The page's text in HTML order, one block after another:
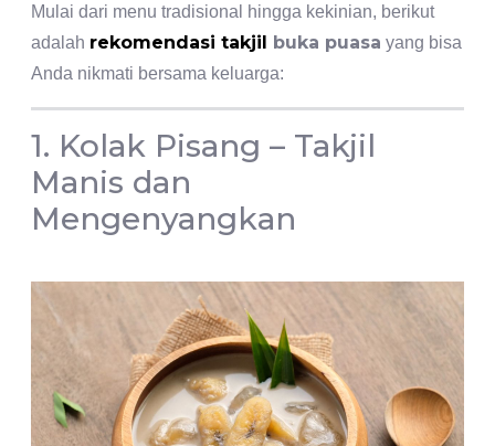
Mulai dari menu tradisional hingga kekinian, berikut
adalah rekomendasi takjil buka puasa yang bisa
Anda nikmati bersama keluarga:
1. Kolak Pisang – Takjil
Manis dan
Mengenyangkan